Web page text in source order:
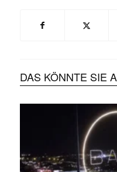
DAS KÖNNTE SIE